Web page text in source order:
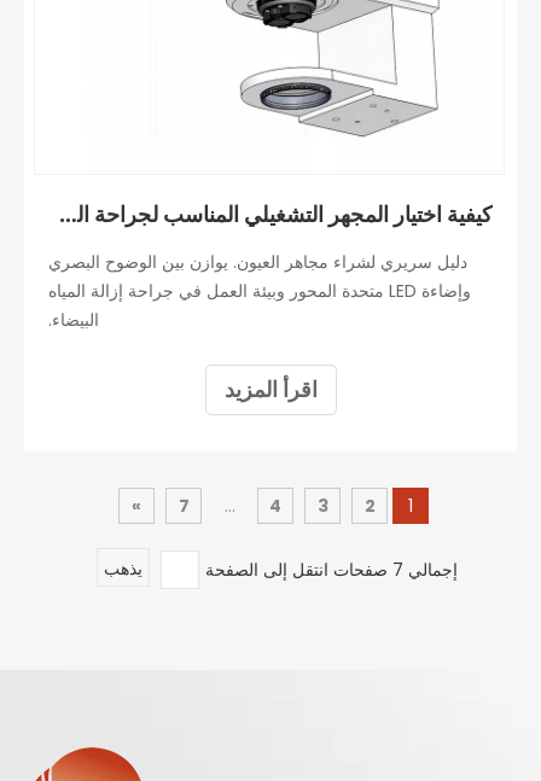
كيفية اختيار المجهر التشغيلي المناسب لجراحة الساد؟
دليل سريري لشراء مجاهر العيون. يوازن بين الوضوح البصري
وإضاءة LED متحدة المحور وبيئة العمل في جراحة إزالة المياه
البيضاء.
اقرأ المزيد
1
2
3
4
...
7
»
إجمالي 7 صفحات انتقل إلى الصفحة يذهب